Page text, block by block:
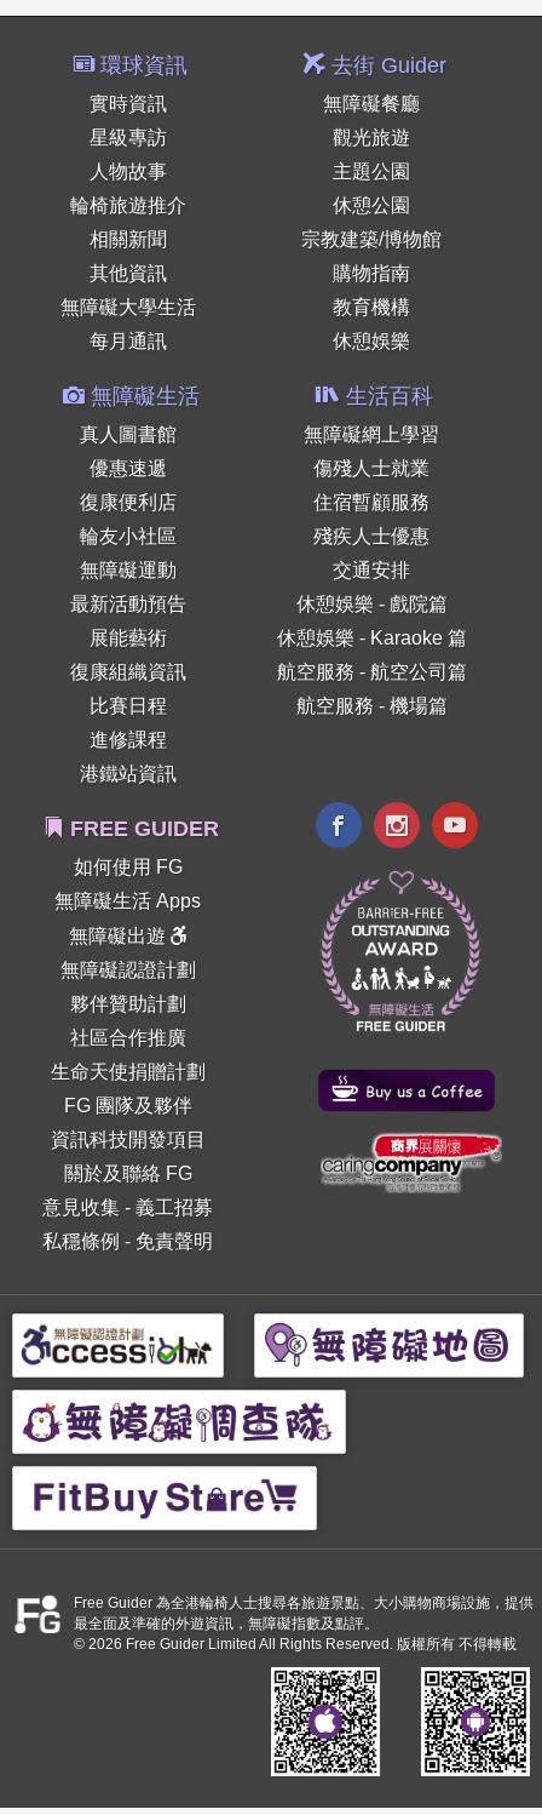
環球資訊
實時資訊
星級專訪
人物故事
輪椅旅遊推介
相關新聞
其他資訊
無障礙大學生活
每月通訊
去街 Guider
無障礙餐廳
觀光旅遊
主題公園
休憩公園
宗教建築/博物館
購物指南
教育機構
休憩娛樂
無障礙生活
真人圖書館
優惠速遞
復康便利店
輪友小社區
無障礙運動
最新活動預告
展能藝術
復康組織資訊
比賽日程
進修課程
港鐵站資訊
生活百科
無障礙網上學習
傷殘人士就業
住宿暫顧服務
殘疾人士優惠
交通安排
休憩娛樂 - 戲院篇
休憩娛樂 - Karaoke 篇
航空服務 - 航空公司篇
航空服務 - 機場篇
FREE GUIDER
如何使用 FG
無障礙生活 Apps
無障礙出遊
無障礙認證計劃
夥伴贊助計劃
社區合作推廣
生命天使捐贈計劃
FG 團隊及夥伴
資訊科技開發項目
關於及聯絡 FG
意見收集 -義工招募
私穩條例 - 免責聲明
Free Guider 為全港輪椅人士搜尋各旅遊景點、大小購物商場設施，提供
最全面及準確的外遊資訊，無障礙指數及點評。
© 2026 Free Guider Limited All Rights Reserved. 版權所有 不得轉載